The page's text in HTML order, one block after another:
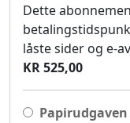
Dette
låste sider og e-
KR 525,00